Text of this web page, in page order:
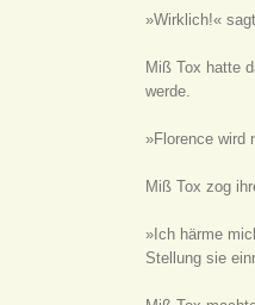
»Wirklich!«
Miß Tox hatte
werde.
»Florence wird
Miß Tox zog
»Ich härme
Stellung sie